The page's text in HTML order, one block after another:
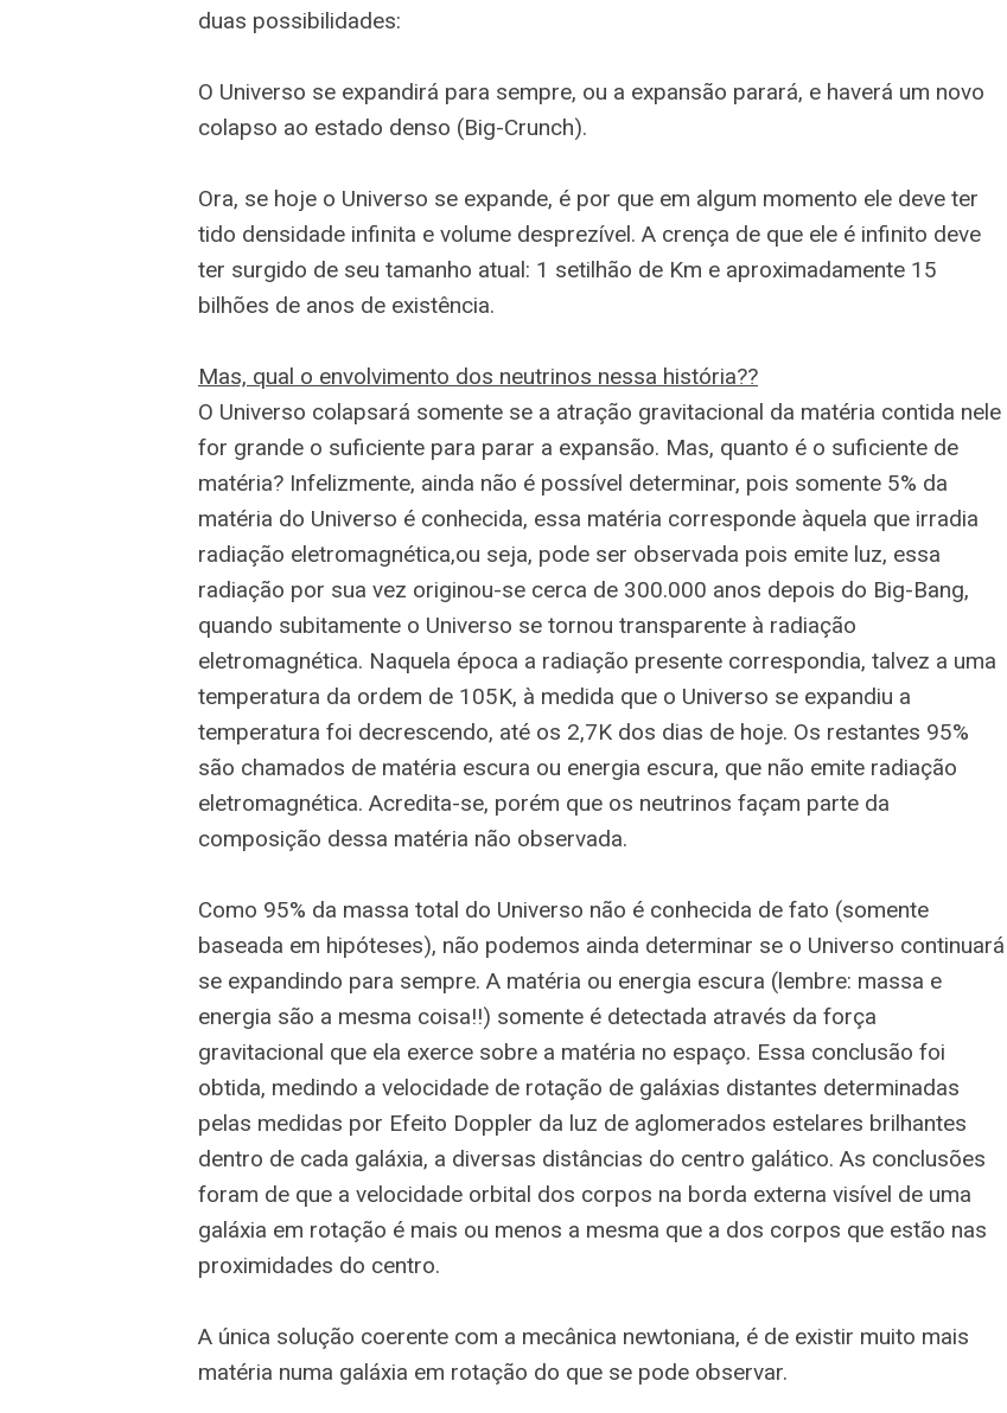
duas possibilidades:
O Universo se expandirá para sempre, ou a expansão parará, e haverá um novo
colapso ao estado denso (Big-Crunch).
Ora, se hoje o Universo se expande, é por que em algum momento ele deve ter
tido densidade infinita e volume desprezível. A crença de que ele é infinito deve
ter surgido de seu tamanho atual: 1 setilhão de Km e aproximadamente 15
bilhões de anos de existência.
Mas, qual o envolvimento dos neutrinos nessa história??
O Universo colapsará somente se a atração gravitacional da matéria contida nele
for grande o suficiente para parar a expansão. Mas, quanto é o suficiente de
matéria? Infelizmente, ainda não é possível determinar, pois somente 5% da
matéria do Universo é conhecida, essa matéria corresponde àquela que irradia
radiação eletromagnética,ou seja, pode ser observada pois emite luz, essa
radiação por sua vez originou-se cerca de 300.000 anos depois do Big-Bang,
quando subitamente o Universo se tornou transparente à radiação
eletromagnética. Naquela época a radiação presente correspondia, talvez a uma
temperatura da ordem de 105K, à medida que o Universo se expandiu a
temperatura foi decrescendo, até os 2,7K dos dias de hoje. Os restantes 95%
são chamados de matéria escura ou energia escura, que não emite radiação
eletromagnética. Acredita-se, porém que os neutrinos façam parte da
composição dessa matéria não observada.
Como 95% da massa total do Universo não é conhecida de fato (somente
baseada em hipóteses), não podemos ainda determinar se o Universo continuará
se expandindo para sempre. A matéria ou energia escura (lembre: massa e
energia são a mesma coisa!!) somente é detectada através da força
gravitacional que ela exerce sobre a matéria no espaço. Essa conclusão foi
obtida, medindo a velocidade de rotação de galáxias distantes determinadas
pelas medidas por Efeito Doppler da luz de aglomerados estelares brilhantes
dentro de cada galáxia, a diversas distâncias do centro galático. As conclusões
foram de que a velocidade orbital dos corpos na borda externa visível de uma
galáxia em rotação é mais ou menos a mesma que a dos corpos que estão nas
proximidades do centro.
A única solução coerente com a mecânica newtoniana, é de existir muito mais
matéria numa galáxia em rotação do que se pode observar.